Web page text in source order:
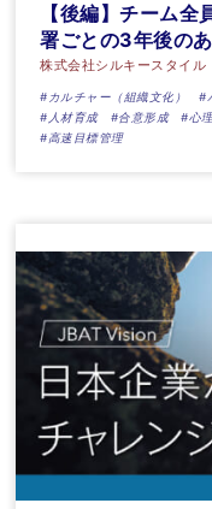
【後編】チーム
署ごとの3年後の
株式会社シルキースタイ
#カルチャー（組織文化） #
#人材育成
#合意形成 #心
#高速目標管理